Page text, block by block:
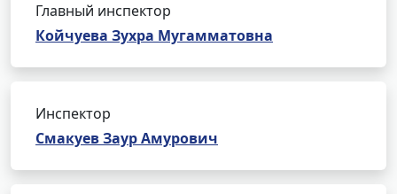
Главный инспектор
Койчуева Зухра Мугамматовна
Инспектор
Смакуев Заур Амурович